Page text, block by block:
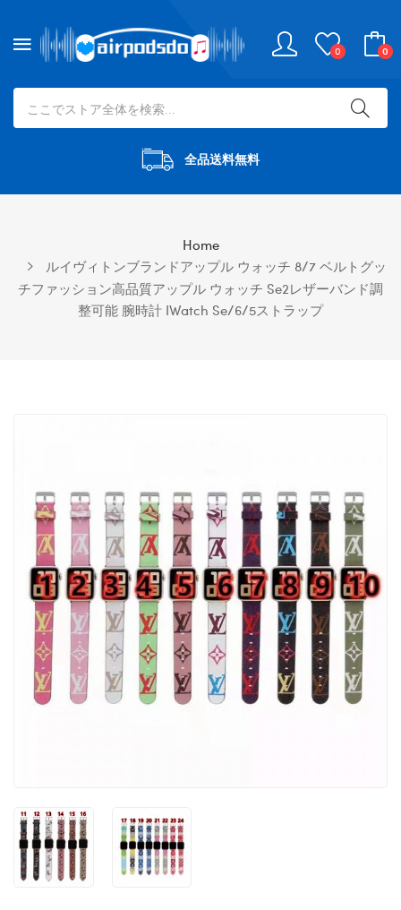
0 0
全品送料無料
Home
ルイヴィトンブランドアップル ウォッチ 8/7 ベルトグッ
チファッション高品質アップル ウォッチ Se2レザーバンド調
整可能 腕時計 IWatch Se/6/5ストラップ